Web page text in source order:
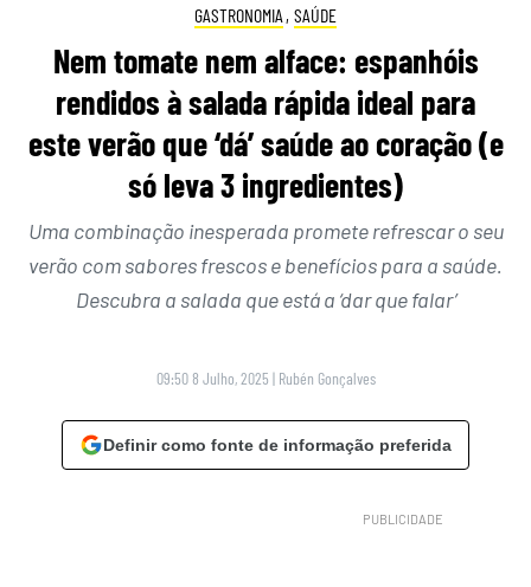
GASTRONOMIA , SAÚDE
Nem tomate nem alface: espanhóis
rendidos à salada rápida ideal para
este verão que ‘dá’ saúde ao coração (e
só leva 3 ingredientes)
Uma combinação inesperada promete refrescar o seu
verão com sabores frescos e benefícios para a saúde.
Descubra a salada que está a ‘dar que falar’
09:50 8 Julho, 2025 | Rubén Gonçalves
Definir como fonte de informação preferida